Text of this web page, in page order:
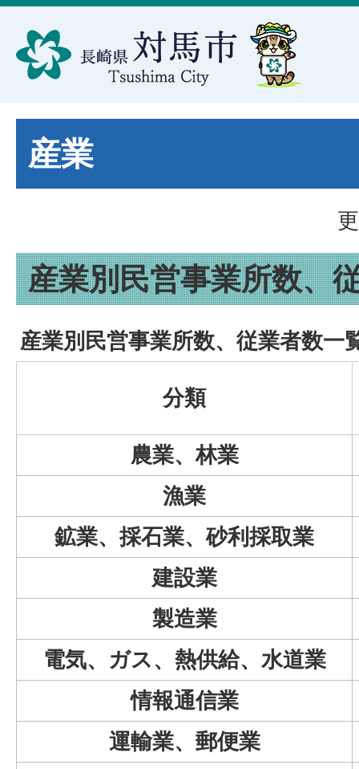
産業
産業別民営事業所数、
産業別民営事業所数、従業者数一
分類
農業、林業
漁業
鉱業、採石業、砂利採取業
建設業
製造業
電気、ガス、熱供給、水道業
情報通信業
運輸業、郵便業